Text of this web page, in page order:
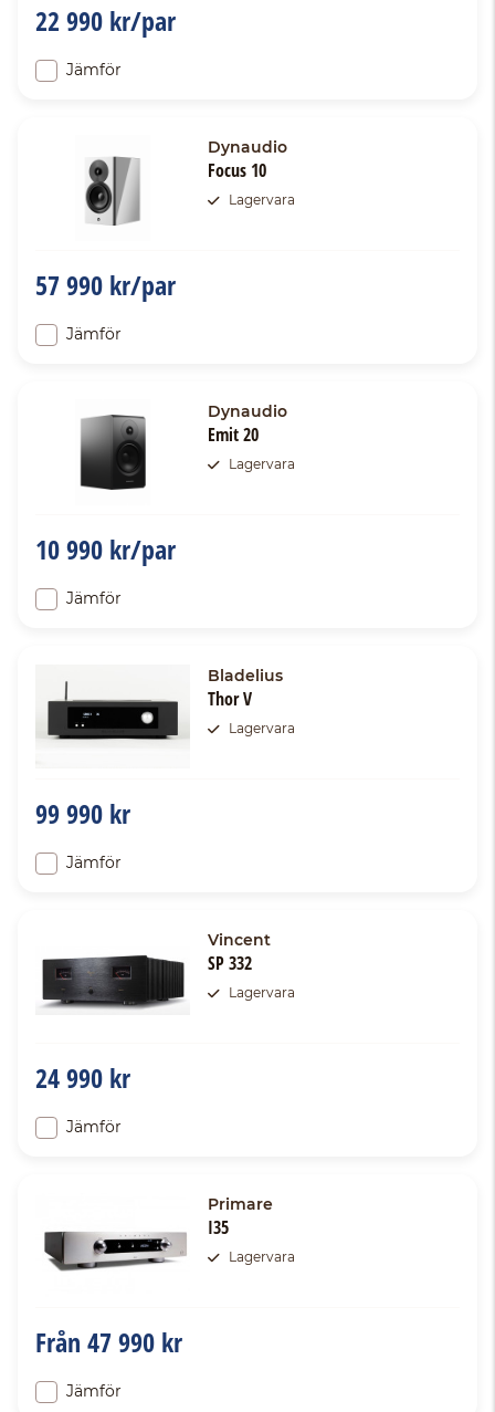
22 990 kr/par
Jämför
Dynaudio
Focus 10
Lagervara
57 990 kr/par
Jämför
Dynaudio
Emit 20
Lagervara
10 990 kr/par
Jämför
Bladelius
Thor V
Lagervara
99 990 kr
Jämför
Vincent
SP 332
Lagervara
24 990 kr
Jämför
Primare
I35
Lagervara
Från 47 990 kr
Jämför